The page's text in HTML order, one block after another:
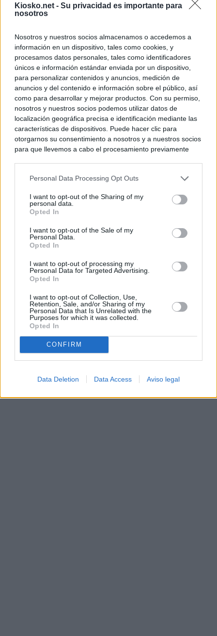
Kiosko.net - Su privacidad es importante para
nosotros
Nosotros y nuestros socios almacenamos o accedemos a
información en un dispositivo, tales como cookies, y
procesamos datos personales, tales como identificadores
únicos e información estándar enviada por un dispositivo,
para personalizar contenidos y anuncios, medición de
anuncios y del contenido e información sobre el público, así
como para desarrollar y mejorar productos. Con su permiso,
nosotros y nuestros socios podemos utilizar datos de
localización geográfica precisa e identificación mediante las
características de dispositivos. Puede hacer clic para
otorgarnos su consentimiento a nosotros y a nuestros socios
para que llevemos a cabo el procesamiento previamente
negar su consentimiento. Tenga en cuenta que algún
de su consentimiento, pero usted tiene el derecho de
rechazar tal procesamiento. Sus preferencias se aplicarán
cualquier momento entrando de nuevo en este sitio web o
visitando nuestra política de privacidad.
Personal Data Processing Opt Outs
I want to opt-out of the Sharing of my
personal data.
Opted In
I want to opt-out of the Sale of my
Personal Data.
Opted In
I want to opt-out of processing my
Personal Data for Targeted Advertising.
Opted In
I want to opt-out of Collection, Use,
Retention, Sale, and/or Sharing of my
Personal Data that Is Unrelated with the
Purposes for which it was collected.
Opted In
CONFIRM
Data Deletion Data Access Aviso legal